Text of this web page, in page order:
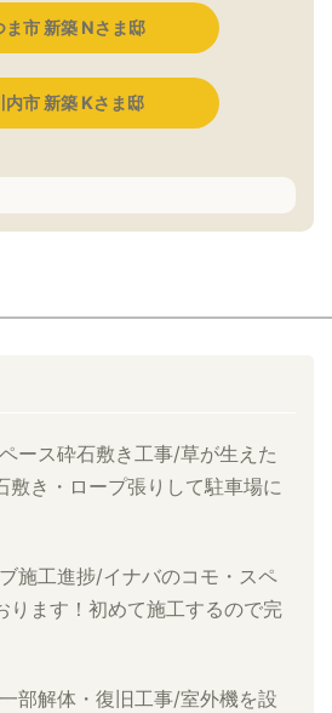
ま市 新築 Nさま邸
内市 新築 Kさま邸
ース砕石敷き工事/草が生えた
敷き・ロープ張りして駐車場に
施工進捗/イナバのコモ・スペ
ります！初めて施工するので完
部解体・復旧工事/室外機を設